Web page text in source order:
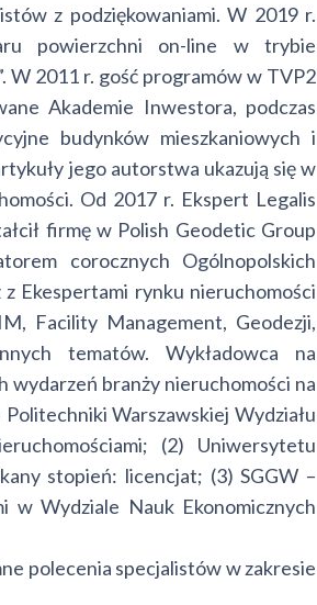
z podziękowaniami. W 2019 r.
powierzchni on-line w trybie
W 2011 r. gość programów w TVP2
Akademie Inwestora, podczas
budynków mieszkaniowych i
jego autorstwa ukazują się w
Od 2017 r. Ekspert Legalis
firmę w Polish Geodetic Group
corocznych Ogólnopolskich
Ekespertami rynku nieruchomości
Facility Management, Geodezji,
tematów. Wykładowca na
wydarzeń branży nieruchomości na
Warszawskiej Wydziału
(2) Uniwersytetu
stopień: licencjat; (3) SGGW –
w Wydziale Nauk Ekonomicznych
polecenia specjalistów w zakresie